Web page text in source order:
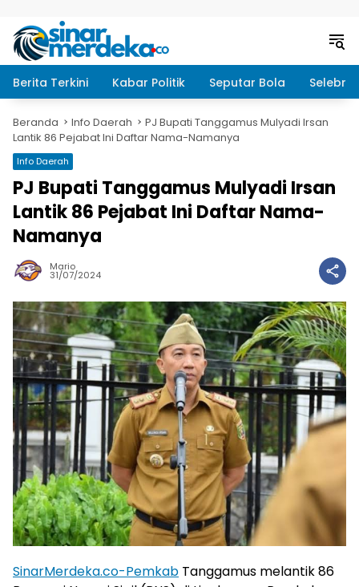
Berita Terkini Kabar Politik Seputar Bola
Beranda Info Daerah
PJ Bupati Tanggamus Mulyadi Irsan
Lantik 86 Pejabat Ini Daftar Nama-Namanya
Info Daerah
PJ Bupati Tanggamus Mulyadi Irsan
Lantik 86 Pejabat Ini Daftar Nama-
Namanya
Mario
31/07/2024
SinarMerdeka.co-Pemkab Tanggamus melantik 86